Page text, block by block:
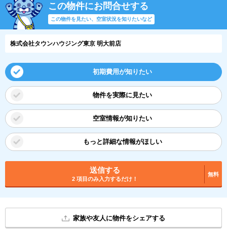
この物件にお問合せする
この物件を見たい、空室状況を知りたいなど
株式会社タウンハウジング東京 明大前店
初期費用が知りたい
物件を実際に見たい
空室情報が知りたい
もっと詳細な情報がほしい
送信する
2 項目のみ入力するだけ！
無料
家族や友人に物件をシェアする